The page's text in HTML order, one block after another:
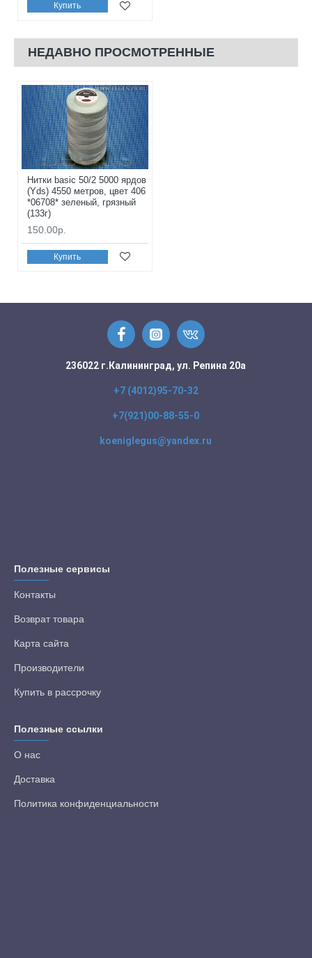
Купить
НЕДАВНО ПРОСМОТРЕННЫЕ
Нитки basic 50/2 5000 ярдов
(Yds) 4550 метров, цвет 406
*06708* зеленый, грязный
(133г)
150.00р.
Купить
236022 г.Калининград, ул. Репина 20а
+7 (4012)95-70-32
+7(921)00-88-55-0
koeniglegus@yandex.ru
Полезные сервисы
Контакты
Возврат товара
Карта сайта
Производители
Купить в рассрочку
Полезные ссылки
О нас
Доставка
Политика конфиденциальности